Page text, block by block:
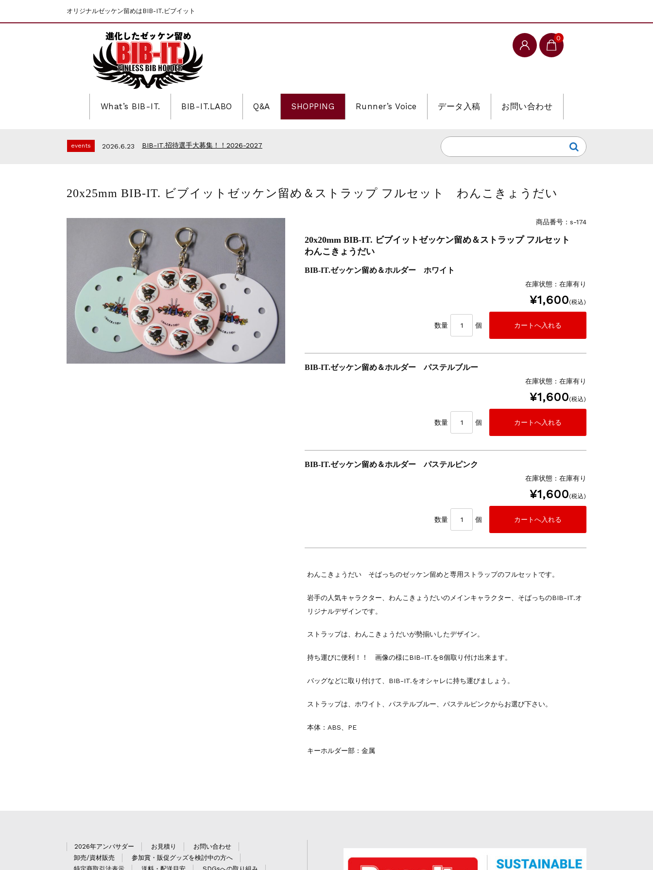
オリジナルゼッケン留めはBIB-IT.ビブイット
0
What’s BIB-IT. BIB-IT.LABO Q&A SHOPPING Runner’s Voice データ入稿 お問い合わせ
events 第46回 丹波篠山ABCマラソン
events 2026.6.23 BIB-IT.招待選手大募集！！2026-2027
events 2026.7.8 上尾シティハーフマラソン2026 記念Tシャツ
2026.2.2 仙台国際ハーフマラソン2026 大会オリジナルビブス留め
第46回 丹波篠山ABCマラソン
20x25mm BIB-IT. ビブイットゼッケン留め＆ストラップ フルセット わんこきょうだい
商品番号：s-174
20x20mm BIB-IT. ビブイットゼッケン留め＆ストラップ フルセット
わんこきょうだい
BIB-IT.ゼッケン留め＆ホルダー ホワイト
在庫状態 : 在庫有り
¥1,600(税込)
数量 個
BIB-IT.ゼッケン留め＆ホルダー パステルブルー
在庫状態 : 在庫有り
¥1,600(税込)
数量 個
BIB-IT.ゼッケン留め＆ホルダー パステルピンク
在庫状態 : 在庫有り
¥1,600(税込)
数量 個
わんこきょうだい そばっちのゼッケン留めと専用ストラップのフルセットです。
岩手の人気キャラクター、わんこきょうだいのメインキャラクター、そばっちのBIB-IT.オ
リジナルデザインです。
ストラップは、わんこきょうだいが勢揃いしたデザイン。
持ち運びに便利！！ 画像の様にBIB-IT.を8個取り付け出来ます。
バッグなどに取り付けて、BIB-IT.をオシャレに持ち運びましょう。
ストラップは、ホワイト、パステルブルー、パステルピンクからお選び下さい。
本体：ABS、PE
キーホルダー部：金属
2026年アンバサダー お見積り
お問い合わせ
卸売/資材販売
参加賞・販促グッズを検討中の方へ